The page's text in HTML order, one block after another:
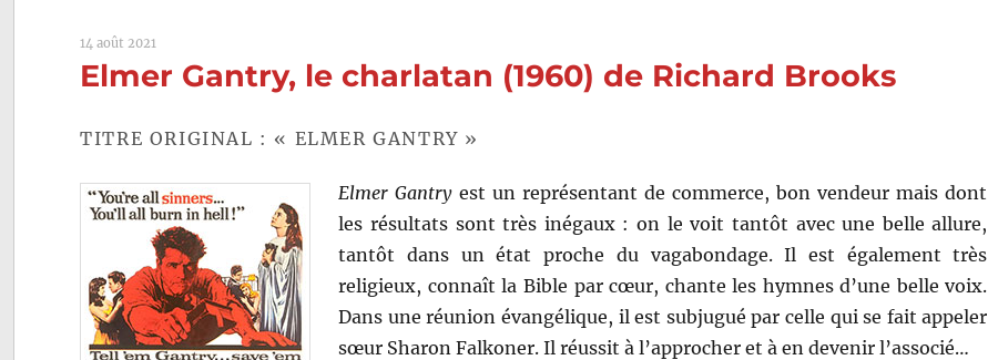
14 août 2021
Elmer Gantry, le charlatan (1960) de Richard Brooks
TITRE ORIGINAL : « ELMER GANTRY »
Elmer Gantryest un représentant de commerce, bon vendeur mais dont
les résultats sont très inégaux : on le voit tantôt avec une belle allure,
tantôt dans un état proche du vagabondage. Il est également très
religieux, connaît la Bible par cœur, chante les hymnes d’une belle voix.
Dans une réunion évangélique, il est subjugué par celle qui se fait appeler
sœur Sharon Falkoner. Il réussit à l’approcher et à en devenir l’associé…